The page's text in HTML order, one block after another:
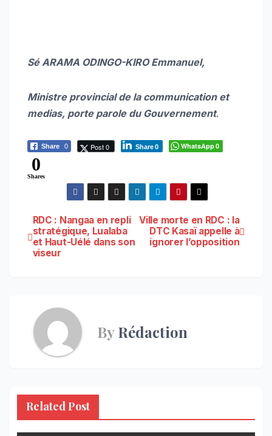
Sé ARAMA ODINGO-KIRO Emmanuel,
Ministre provincial de la communication et
medias, porte parole du Gouvernement.
Share 0 Post 0 Share0 WhatsApp0
0
Shares
Navigation
de
Ville morte en RDC : la
DTC Kasaï appelle à
ignorer l’opposition
RDC : Nangaa en repli
stratégique, Lualaba
et Haut-Uélé dans son
viseur
ByRédaction
Related Post